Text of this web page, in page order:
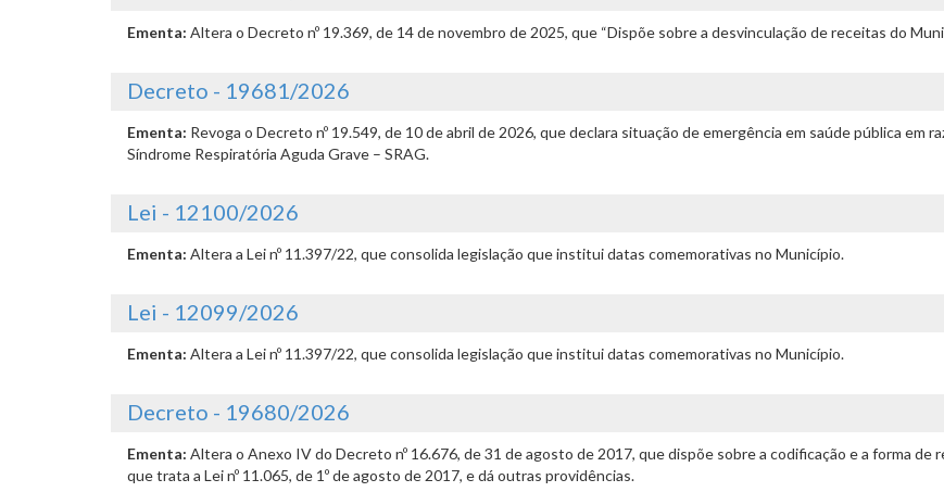
Ementa: Altera o Decreto nº 19.369, de 14 de novembro de 2025, que “Dispõe sobre a desvinculação de receitas do
Decreto - 19681/2026
Ementa: Revoga o Decreto nº 19.549, de 10 de abril de 2026, que declara situação de emergência em saúde pública em
Síndrome Respiratória Aguda Grave – SRAG.
Lei - 12100/2026
Ementa: Altera a Lei nº 11.397/22, que consolida legislação que institui datas comemorativas no Município.
Lei - 12099/2026
Ementa: Altera a Lei nº 11.397/22, que consolida legislação que institui datas comemorativas no Município.
Decreto - 19680/2026
Ementa: Altera o Anexo IV do Decreto nº 16.676, de 31 de agosto de 2017, que dispõe sobre a codificação e a forma
que trata a Lei nº 11.065, de 1º de agosto de 2017, e dá outras providências.